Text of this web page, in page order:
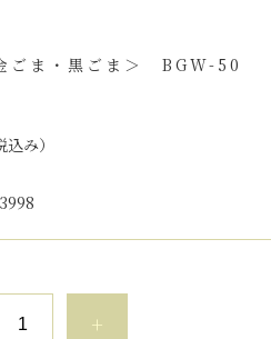
ごま・黒ごま＞ BGW-50
込み）
+